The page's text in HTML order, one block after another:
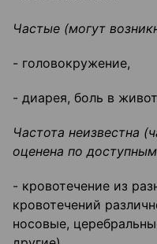
Частые (могут
- головокружение,
- диарея, боль в
Частота неизвестна
оценена по
- кровотечение из
кровотечений
носовые,